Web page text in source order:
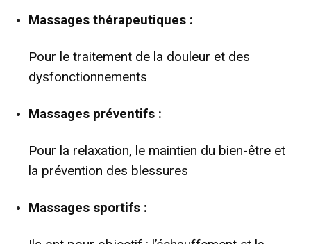
Massages thérapeutiques :
Pour le traitement de la douleur et des
dysfonctionnements
Massages préventifs :
Pour la relaxation, le maintien du bien-être et
la prévention des blessures
Massages sportifs :